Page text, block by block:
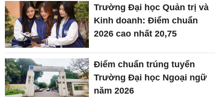
Trường Đại học Quản trị và
Kinh doanh: Điểm chuẩn
2026 cao nhất 20,75
Điểm chuẩn trúng tuyển
Trường Đại học Ngoại ngữ
năm 2026